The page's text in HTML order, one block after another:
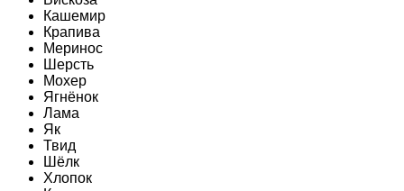
Кашемир
Крапива
Меринос
Шерсть
Мохер
Ягнёнок
Лама
Як
Твид
Шёлк
Хлопок